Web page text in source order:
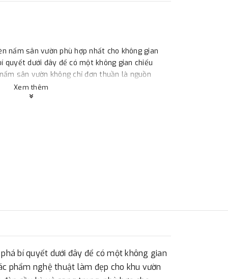
nấm sân vườn phù hợp nhất cho không gian
quyết dưới đây để có một không gian chiếu
sân vườn không chỉ đơn thuần là nguồn
thuật làm đẹp cho khu vườn của bạn. Với sự
tinh tế phù hợp với không gian hiện đại đến
án/Công trình)
Xem thêm
bí quyết dưới đây để có một không gian
phẩm nghệ thuật làm đẹp cho khu vườn